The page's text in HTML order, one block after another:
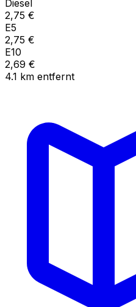
Diesel
2,75 €
E5
2,75 €
E10
2,69 €
4.1 km entfernt